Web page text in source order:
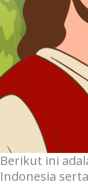
Berikut ini
Indonesia